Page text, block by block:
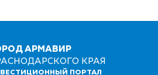
АРМАВИР
КРАЯ
ПОРТАЛ